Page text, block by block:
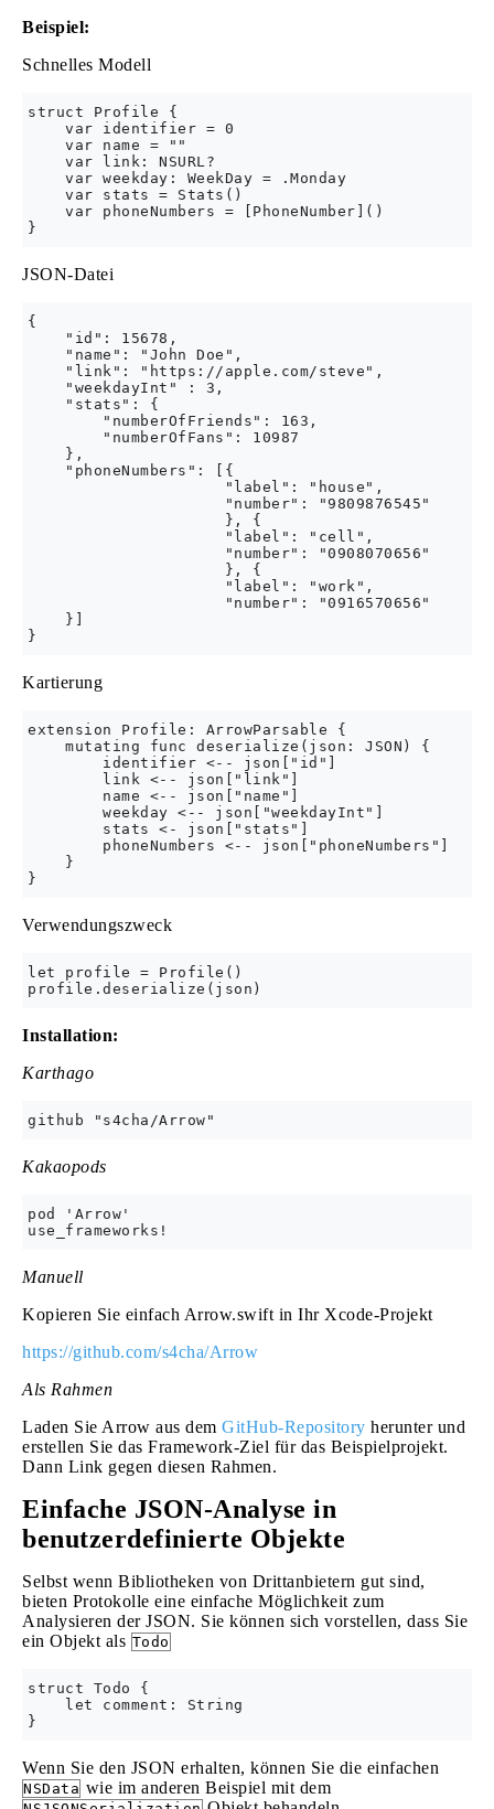
Beispiel:
Schnelles Modell
struct Profile {
    var identifier = 0
    var name = ""
    var link: NSURL?
    var weekday: WeekDay = .Monday
    var stats = Stats()
    var phoneNumbers = [PhoneNumber]()
JSON-Datei
{
    "id": 15678,
    "name": "John Doe",
    "link": "https://apple.com/steve",
    "weekdayInt" : 3,
    "stats": {
        "numberOfFriends": 163,
        "numberOfFans": 10987
    },
    "phoneNumbers": [{
                     "label": "house",
                     "number": "9809876545"
                     }, {
                     "label": "cell",
                     "number": "0908070656"
                     }, {
                     "label": "work",
                     "number": "0916570656"
    }]
Kartierung
extension Profile: ArrowParsable {
    mutating func deserialize(json: JSON) {
        identifier <-- json["id"]
        link <-- json["link"]
        name <-- json["name"]
        weekday <-- json["weekdayInt"]
        stats <- json["stats"]
        phoneNumbers <-- json["phoneNumbers"]
    }
Verwendungszweck
let profile = Profile()
Installation:
Karthago
Kakaopods
pod 'Arrow'
Manuell
Kopieren Sie einfach Arrow.swift in Ihr Xcode-Projekt
https://github.com/s4cha/Arrow
Als Rahmen
Laden Sie Arrow aus dem GitHub-Repository herunter und
erstellen Sie das Framework-Ziel für das Beispielprojekt.
Dann Link gegen diesen Rahmen.
Einfache JSON-Analyse in
benutzerdefinierte Objekte
Selbst wenn Bibliotheken von Drittanbietern gut sind,
bieten Protokolle eine einfache Möglichkeit zum
Analysieren der JSON. Sie können sich vorstellen, dass Sie
ein Objekt als Todo
struct Todo {
    let comment: String
Wenn Sie den JSON erhalten, können Sie die einfachen
NSData wie im anderen Beispiel mit dem